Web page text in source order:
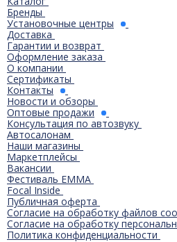
Бренды
Установочные центры
Доставка
Гарантии и возврат
Оформление заказа
О компании
Сертификаты
Контакты
Новости и обзоры
Оптовые продажи
Консультация по автозвуку
Автосалонам
Наши магазины
Маркетплейсы
Вакансии
Фестиваль EMMA
Focal Inside
Публичная оферта
Согласие на обработку файлов
Согласие на обработку
Политика конфиденциальности